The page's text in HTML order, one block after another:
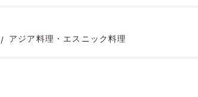
アジア料理・エスニック料理